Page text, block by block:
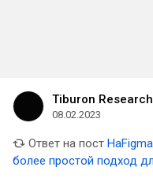
Tiburon Research
08.02.2023
Ответ на пост
более простой подход